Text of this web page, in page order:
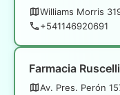
Williams Morris
+541146920691
Farmacia Ruscelli
Av. Pres. Perón